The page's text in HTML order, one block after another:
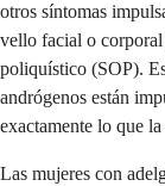
otros síntomas
vello facial o
poliquístico (SOP).
andrógenos están
exactamente lo que
Las mujeres con